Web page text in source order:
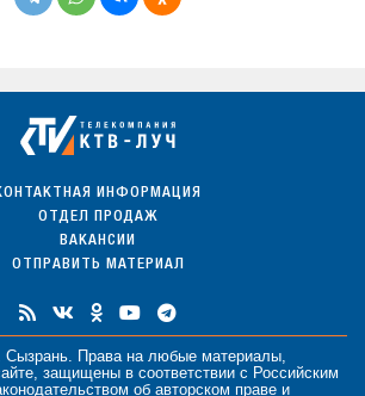
ИНФОРМАЦИЯ
ОТДЕЛ ПРОДАЖ
ВАКАНСИИ
ОТПРАВИТЬ МАТЕРИАЛ
Права на любые материалы,
защищены в соответствии с Российским
об авторском праве и